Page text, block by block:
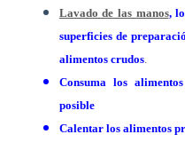
Lavado de las manos,
superficies de
alimentos crudos.
Consuma los
posible
Calentar los alimentos